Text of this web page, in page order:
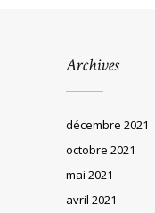
Archives
décembre 2021
octobre 2021
mai 2021
avril 2021